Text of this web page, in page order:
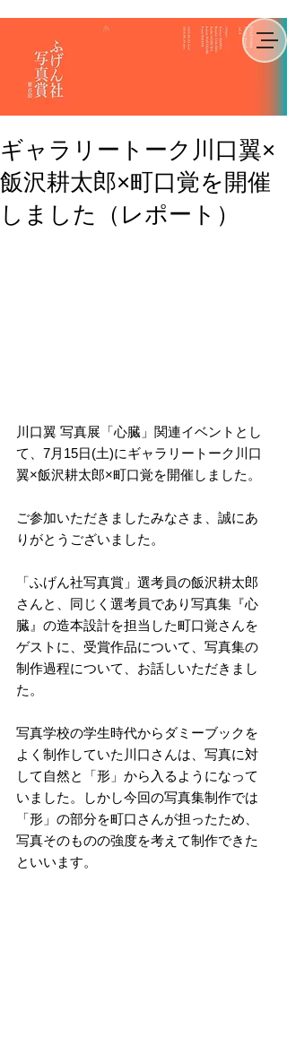
ギャラリートーク川口翼×
飯沢耕太郎×町口覚を開催
しました（レポート）
川口翼 写真展「心臓」関連イベントとし
て、7月15日(土)にギャラリートーク川口
翼×飯沢耕太郎×町口覚を開催しました。
ご参加いただきましたみなさま、誠にあ
りがとうございました。
「ふげん社写真賞」選考員の飯沢耕太郎
さんと、同じく選考員であり写真集『心
臓』の造本設計を担当した町口覚さんを
ゲストに、受賞作品について、写真集の
制作過程について、お話しいただきまし
た。
写真学校の学生時代からダミーブックを
よく制作していた川口さんは、写真に対
して自然と「形」から入るようになって
いました。しかし今回の写真集制作では
「形」の部分を町口さんが担ったため、
写真そのものの強度を考えて制作できた
といいます。